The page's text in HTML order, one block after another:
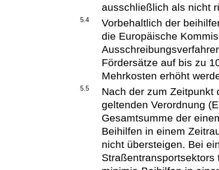
ausschließlich als nicht
5.4
Vorbehaltlich der
die Europäische
Fördersätze auf bis zu
Mehrkosten erhöht
5.5
Nach der zum Zeitpunkt
geltenden Verordnung
Gesamtsumme der
Beihilfen in einem
nicht übersteigen. Bei